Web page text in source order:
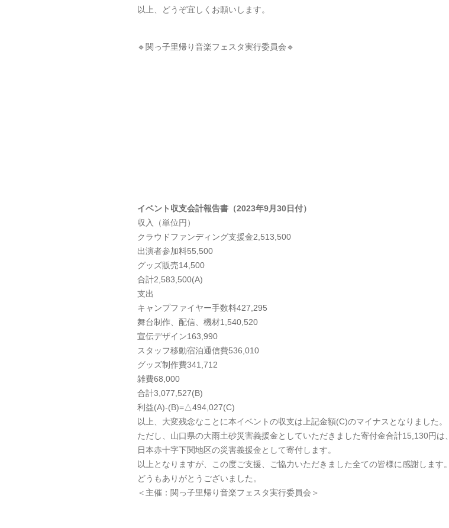
以上、どうぞ宜しくお願いします。
🔹関っ子里帰り音楽フェスタ実行委員会🔹
イベント収支会計報告書（2023年9月30日付）
収入（単位円）
クラウドファンディング支援金2,513,500
出演者参加料55,500
グッズ販売14,500
合計2,583,500(A)
支出
キャンプファイヤー手数料427,295
舞台制作、配信、機材1,540,520
宣伝デザイン163,990
スタッフ移動宿泊通信費536,010
グッズ制作費341,712
雑費68,000
合計3,077,527(B)
利益(A)-(B)=△494,027(C)
以上、大変残念なことに本イベントの収支は上記金額(C)のマイナスとなりました。
ただし、山口県の大雨土砂災害義援金としていただきました寄付金合計15,130円は、
日本赤十字下関地区の災害義援金として寄付します。
以上となりますが、この度ご支援、ご協力いただきました全ての皆様に感謝します。
どうもありがとうございました。
＜主催：関っ子里帰り音楽フェスタ実行委員会＞